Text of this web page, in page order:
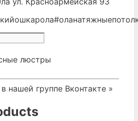
люстры
нашей группе Вконтакте »